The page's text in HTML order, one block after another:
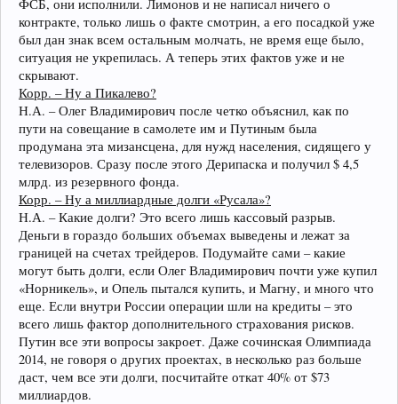
ФСБ, они исполнили. Лимонов и не написал ничего о
контракте, только лишь о факте смотрин, а его посадкой уже
был дан знак всем остальным молчать, не время еще было,
ситуация не укрепилась. А теперь этих фактов уже и не
скрывают.
Корр. – Ну а Пикалево?
Н.А. – Олег Владимирович после четко объяснил, как по
пути на совещание в самолете им и Путиным была
продумана эта мизансцена, для нужд населения, сидящего у
телевизоров. Сразу после этого Дерипаска и получил $ 4,5
млрд. из резервного фонда.
Корр. – Ну а миллиардные долги «Русала»?
Н.А. – Какие долги? Это всего лишь кассовый разрыв.
Деньги в гораздо больших объемах выведены и лежат за
границей на счетах трейдеров. Подумайте сами – какие
могут быть долги, если Олег Владимирович почти уже купил
«Норникель», и Опель пытался купить, и Магну, и много что
еще. Если внутри России операции шли на кредиты – это
всего лишь фактор дополнительного страхования рисков.
Путин все эти вопросы закроет. Даже сочинская Олимпиада
2014, не говоря о других проектах, в несколько раз больше
даст, чем все эти долги, посчитайте откат 40% от $73
миллиардов.